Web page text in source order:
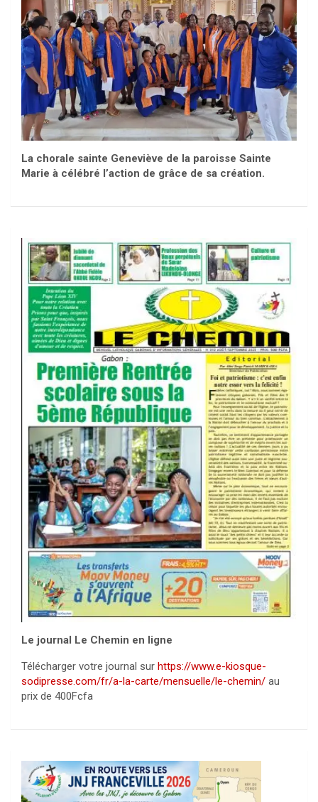
La chorale sainte Geneviève de la paroisse Sainte
Marie à célébré l’action de grâce de sa création.
Le journal Le Chemin en ligne
Télécharger votre journal sur https://www.e-kiosque-
sodipresse.com/fr/a-la-carte/mensuelle/le-chemin/ au
prix de 400Fcfa